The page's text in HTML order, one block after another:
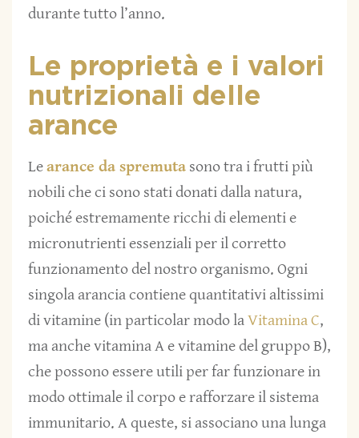
durante tutto l’anno.
Le proprietà e i valori
nutrizionali delle
arance
Learance da spremuta sono tra i frutti più
nobili che ci sono stati donati dalla natura,
poiché estremamente ricchi di elementi e
micronutrienti essenziali per il corretto
funzionamento del nostro organismo. Ogni
singola arancia contiene quantitativi altissimi
di vitamine (in particolar modo laVitamina C,
ma anche vitamina A e vitamine del gruppo B),
che possono essere utili per far funzionare in
modo ottimale il corpo e rafforzare il sistema
immunitario. A queste, si associano una lunga